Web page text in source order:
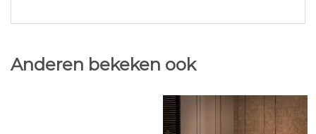
Anderen bekeken ook